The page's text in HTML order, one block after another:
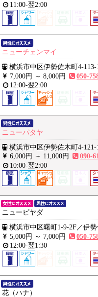
11:00-翌2:00
ニューチェンマイ
横浜市中区伊勢佐木町4-113-
7,000円 ～8,000円
050-
12:00-翌2:00
ニューパタヤ
横浜市中区伊勢佐木町4-121-
6,000円 ～ 11,000円
090-
10:00-翌2:00
ニューピヤダ
横浜市中区曙町1-9-2F／伊
5,000円 ～ 7,000円
050-
12:00-翌1:30
花（ハナ）